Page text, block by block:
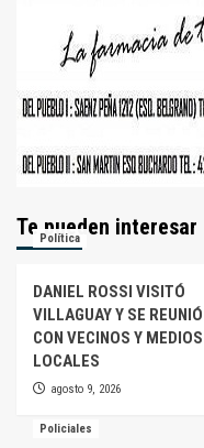
Te pueden interesar
Política
DANIEL ROSSI VISITÓ
VILLAGUAY Y SE REUNIÓ
CON VECINOS Y MEDIOS
LOCALES
agosto 9, 2026
Policiales